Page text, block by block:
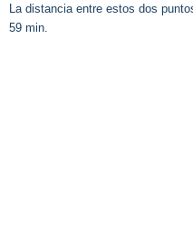
La distancia entre estos dos
59 min.